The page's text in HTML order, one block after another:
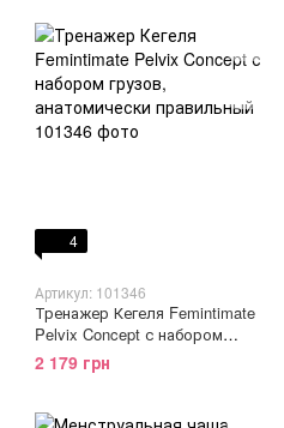
4
Артикул: 101346
Тренажер Кегеля Femintimate
Pelvix Concept с набором
грузов, анатомически
правильный
2 179 грн